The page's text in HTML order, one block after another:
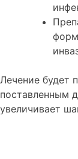
Лечение будет
поставленным
увеличивает